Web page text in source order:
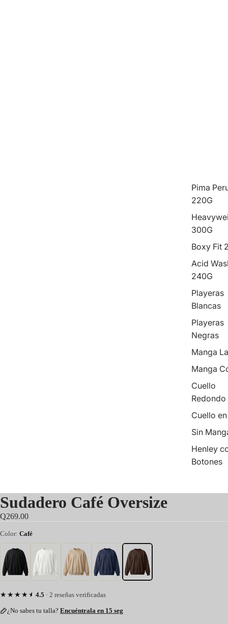
Pima
220G
300G
Boxy Fit
Acid
240G
Playeras
Blancas
Playeras
Negras
Manga
Manga
Cuello
Redondo
Cuello
Sin
Henley
Botones
Sudadero Café Oversize
Q269.00
Color: Café
★★★★★ 4.5 · 2 reseñas verificadas
¿No sabes tu talla? Encuéntrala en 15 seg